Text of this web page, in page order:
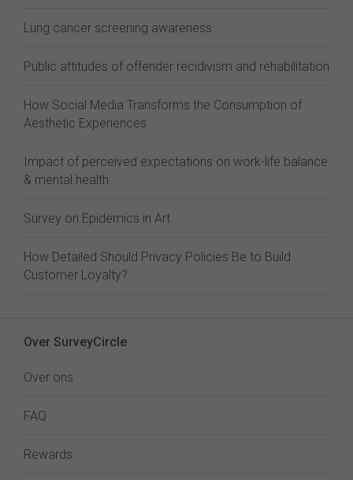
Lung cancer screening awareness
Public attitudes of offender recidivism and rehabilitation
How Social Media Transforms the Consumption of
Aesthetic Experiences
Impact of perceived expectations on work-life balance
& mental health
Survey on Epidemics in Art
How Detailed Should Privacy Policies Be to Build
Customer Loyalty?
Over SurveyCircle
Over ons
FAQ
Rewards